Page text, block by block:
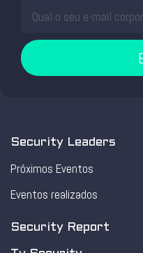
Security Leaders
Próximos Eventos
Eventos realizados
Security Report